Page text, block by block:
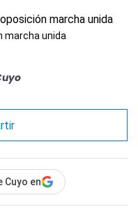
marcha unida
Cuyo en